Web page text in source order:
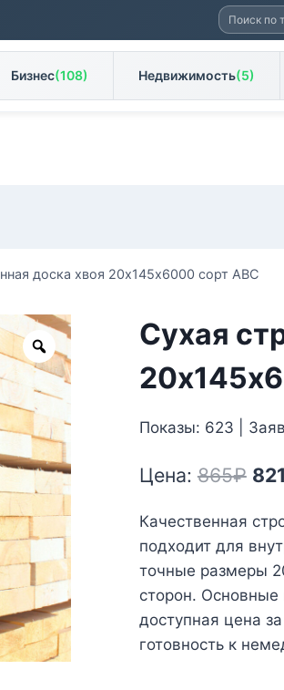
Искать:
Бизнес(108) Недвижимость(5)
доска хвоя 20х145х6000 сорт АВС
Zoom
Сухая
Показы: 623 |
Цена: 865₽ 821
Качественная
подходит для
точные размеры
сторон.
доступная цена
готовность к